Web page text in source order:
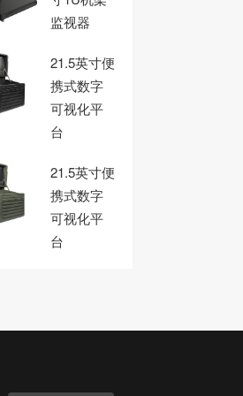
监视器
21.5英寸便
携式数字
可视化平
台
21.5英寸便
携式数字
可视化平
台